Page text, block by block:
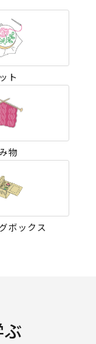
ト
物
ボックス